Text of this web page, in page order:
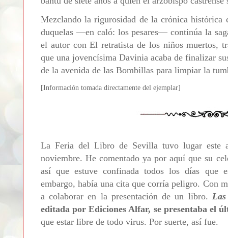
Mezclando la rigurosidad de la crónica
duquelas —en caló: los pesares— continúa la
el autor con El retratista de los niños muertos,
que una jovencísima Davinia acaba de finalizar
de la avenida de las Bombillas para limpiar la
[Información tomada directamente del ejemplar]
La Feria del Libro de Sevilla tuvo lugar este
noviembre. He comentado ya por aquí que su
así que estuve confinada todos los días que
embargo, había una cita que corría peligro. Con
a colaborar en la presentación de un libro.
editada por Ediciones Alfar, se presentaba el
que estar libre de todo virus. Por suerte, así fue.